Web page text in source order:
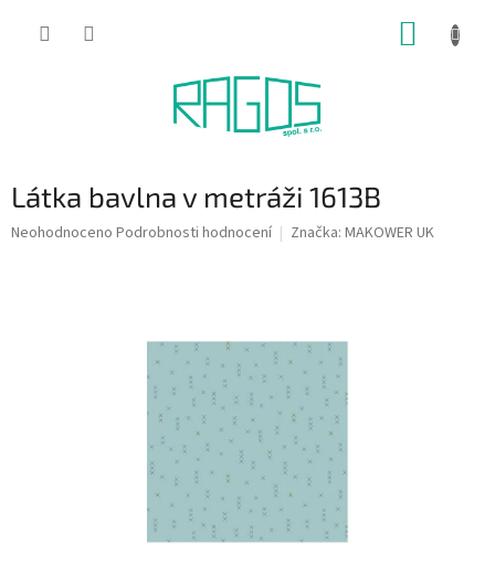
Látka bavlna v metráži 1613B
Průměrné
Neohodnoceno Podrobnosti hodnocení Značka: MAKOWER UK